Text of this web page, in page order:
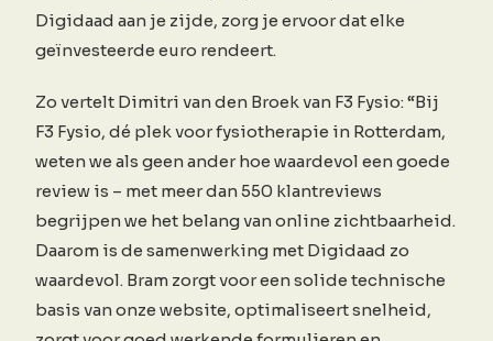
Digidaad aan je zijde, zorg je ervoor dat elke
geïnvesteerde euro rendeert.
Zo vertelt Dimitri van den Broek van F3 Fysio: “Bij
F3 Fysio, dé plek voor fysiotherapie in Rotterdam,
weten we als geen ander hoe waardevol een goede
review is – met meer dan 550 klantreviews
begrijpen we het belang van online zichtbaarheid.
Daarom is de samenwerking met Digidaad zo
waardevol. Bram zorgt voor een solide technische
basis van onze website, optimaliseert snelheid,